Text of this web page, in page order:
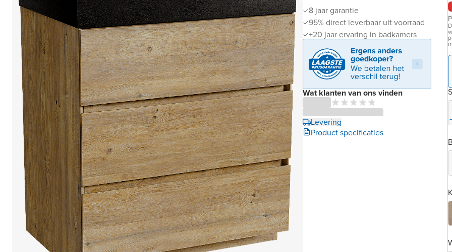
8 jaar garantie
95% direct leverbaar uit voorraad
+20 jaar ervaring in badkamers
Wat klanten van ons vinden
Levering
Product specificaties